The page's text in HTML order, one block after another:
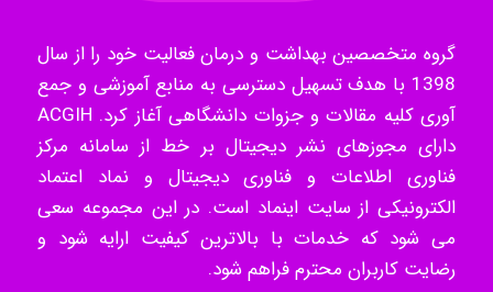
k.aryan
ilhan200
گروه متخصصین بهداشت و درمان فعالیت خود را از سال
1398 با هدف تسهیل دسترسی به منابع آموزشی و جمع
آوری کلیه مقالات و جزوات دانشگاهی آغاز کرد. ACGIH
دارای مجوزهای نشر دیجیتال بر خط از سامانه مرکز
فناوری اطلاعات و فناوری دیجیتال و نماد اعتماد
الکترونیکی از سایت اینماد است. در این مجموعه سعی
می شود که خدمات با بالاترین کیفیت ارایه شود و
رضایت کاربران محترم فراهم شود.